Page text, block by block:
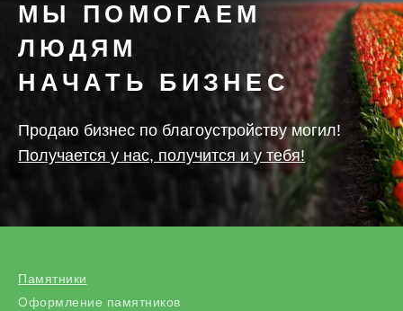
МЫ ПОМОГАЕМ
ЛЮДЯМ
НАЧАТЬ БИЗНЕС
Продаю бизнес по благоустройству могил!
Получается у нас, получится и у тебя!
Памятники
Оформление памятников